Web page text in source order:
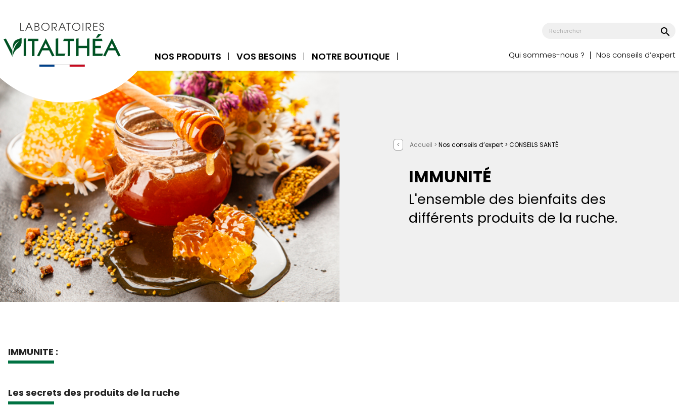
NOS PRODUITS VOS BESOINS NOTRE BOUTIQUE
search
Qui sommes-nous ? Nos conseils d’expert
< Accueil >Nos conseils d’expert >CONSEILS SANTÉ
IMMUNITÉ
L'ensemble des bienfaits des
différents produits de la ruche.
IMMUNITE :
Les secrets des produits de la ruche